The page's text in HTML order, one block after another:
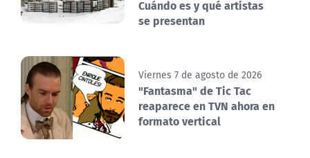
Cuándo es y qué artistas
se presentan
Viernes 7 de agosto de 2026
"Fantasma" de Tic Tac
reaparece en TVN ahora en
formato vertical